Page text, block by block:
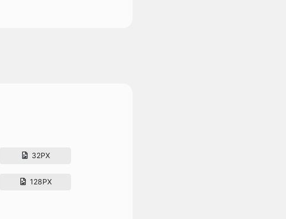
32PX
128PX